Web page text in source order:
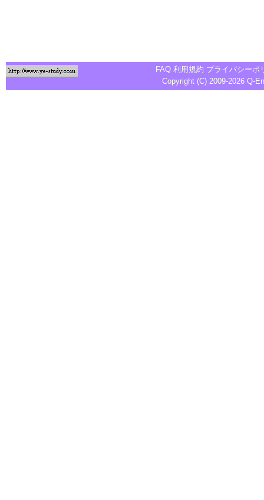
FAQ 利用規約 プライバシーポ
Copyright (C) 2009-2026 Q-